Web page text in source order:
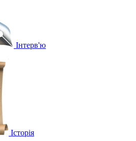
Інтерв'ю
Історія